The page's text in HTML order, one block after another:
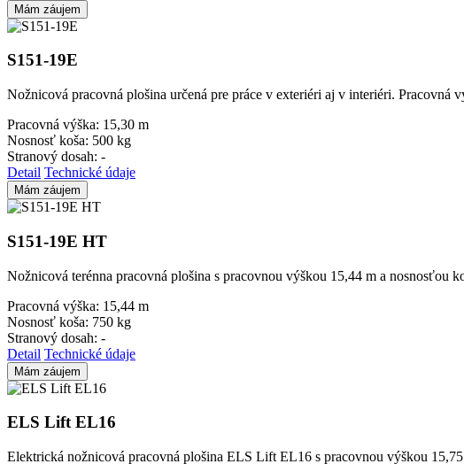
Mám záujem
S151-19E
Nožnicová pracovná plošina určená pre práce v exteriéri aj v interiéri. Pracovná
Pracovná výška: 15,30 m
Nosnosť koša: 500 kg
Stranový dosah: -
Detail Technické údaje
Mám záujem
S151-19E HT
Nožnicová terénna pracovná plošina s pracovnou výškou 15,44 m a nosnosťou
Pracovná výška: 15,44 m
Nosnosť koša: 750 kg
Stranový dosah: -
Detail Technické údaje
Mám záujem
ELS Lift EL16
Elektrická nožnicová pracovná plošina ELS Lift EL16 s pracovnou výškou